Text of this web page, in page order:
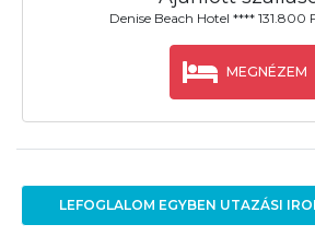
Denise Beach Hotel **** 131.800
MEGNÉZEM
LEFOGLALOM EGYBEN UTAZÁSI